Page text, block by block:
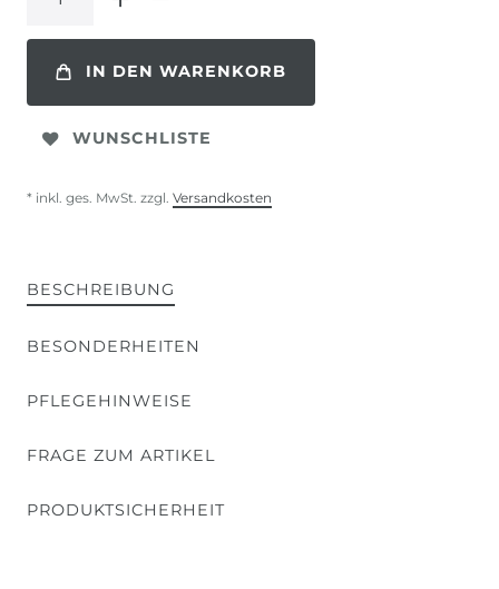
IN DEN WARENKORB
WUNSCHLISTE
* inkl. ges. MwSt. zzgl. Versandkosten
BESCHREIBUNG
BESONDERHEITEN
PFLEGEHINWEISE
FRAGE ZUM ARTIKEL
PRODUKTSICHERHEIT